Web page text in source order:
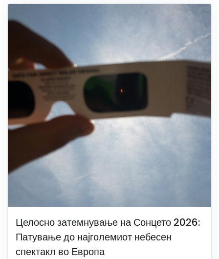
Целосно затемнување на Сонцето 2026:
Патување до најголемиот небесен
спектакл во Европа